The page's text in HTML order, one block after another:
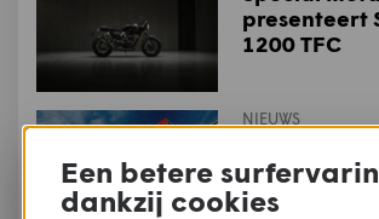
presenteert
1200 TFC
NIEUWS
investeert
euro in
Een betere
dankzij cookies